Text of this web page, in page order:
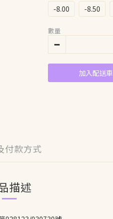
-8.00 -8.50
數量
加入配送車
付款方式
描述